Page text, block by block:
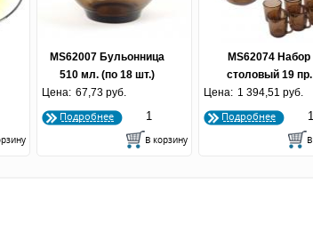
MS62007 Бульонница
510 мл. (по 18 шт.)
Цена: 67,73 руб.
Подробнее
MS62074 Набор
столовый 19 пр.
Базилико дымка
Цена: 1 394,51 руб.
Подробнее